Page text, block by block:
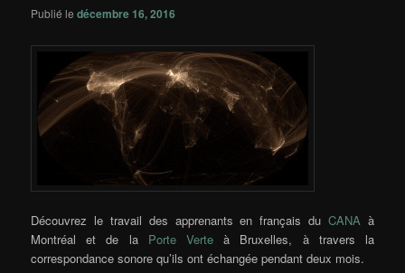
Publié ledécembre 16, 2016
Découvrez le travail des apprenants en français duCANA à
Montréal et de la Porte Verteà Bruxelles, à travers la
correspondance sonore qu’ils ont échangée pendant deux mois.